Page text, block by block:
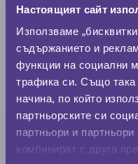
Настоящият сайт
Използваме
съдържанието и
функции на социални
трафика си. Също
начина, по който
партньорските си
партньори и
комбинират с друга